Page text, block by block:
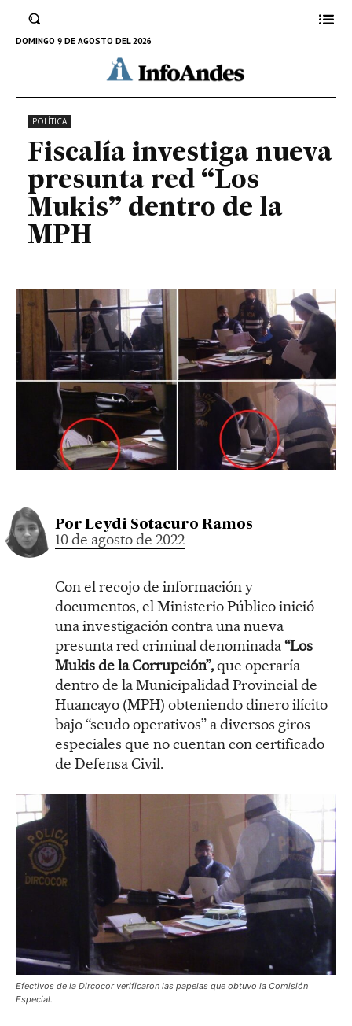
DOMINGO 9 DE AGOSTO DEL 2026
Fiscalía investiga nueva presunta
red “Los Mukis” dentro de la MPH
10 DE AGOSTO DE 2022
POLÍTICA
Fiscalía investiga nueva
presunta red “Los
Mukis” dentro de la
MPH
Por Leydi Sotacuro Ramos
10 de agosto de 2022
Con el recojo de información y
documentos, el Ministerio Público inició
una investigación contra una nueva
presunta red criminal denominada“Los
Mukis de la Corrupción”,que operaría
dentro de la Municipalidad Provincial de
Huancayo (MPH) obteniendo dinero ilícito
bajo “seudo operativos” a diversos giros
especiales que no cuentan con certificado
de Defensa Civil.
Efectivos de la Dircocor verificaron las papelas que obtuvo la Comisión
Especial.